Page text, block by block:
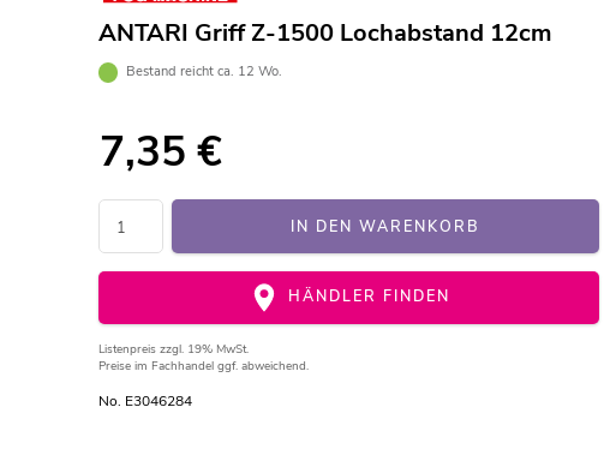
ANTARI Griff Z-1500 Lochabstand 12cm
Bestand reicht ca. 12 Wo.
7,35 €
IN DEN WARENKORB
HÄNDLER FINDEN
Listenpreis zzgl. 19% MwSt.
Preise im Fachhandel ggf. abweichend.
No. E3046284